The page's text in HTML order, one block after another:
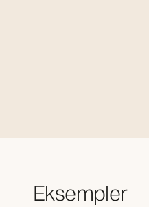
Eksempler